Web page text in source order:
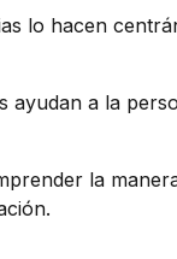
lo hacen
ayudan a la
la